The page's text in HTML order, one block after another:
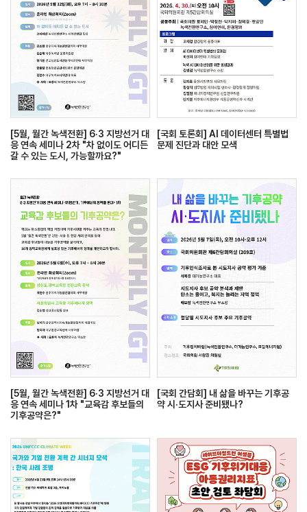
[5월, 월간 녹색전환] 6·3 지방선거 대
응 연속 세미나 2차 "차 없이도 어디든
갈 수 있는 도시, 가능할까요?"
[국회 토론회] AI 데이터센터 특별법
문제 진단과 대안 모색
[5월, 월간 녹색전환] 6·3 지방선거 대
응 연속 세미나 1차 "교육감 후보들의
기후공약은?"
[국회 간담회] 내 삶을 바꾸는 기후공
약 시·도지사 준비됐나?